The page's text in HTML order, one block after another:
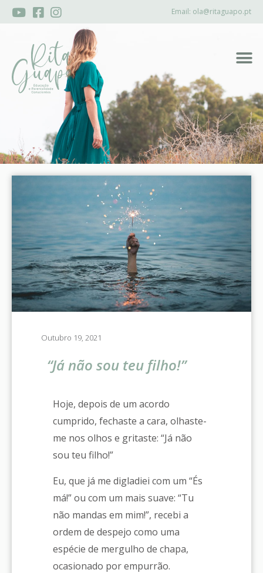
Email: ola@ritaguapo.pt
Outubro 19, 2021
“Já não sou teu filho!”
Hoje, depois de um acordo
cumprido, fechaste a cara, olhaste-
me nos olhos e gritaste: “Já não
sou teu filho!”
Eu, que já me digladiei com um “És
má!” ou com um mais suave: “Tu
não mandas em mim!”, recebi a
ordem de despejo como uma
espécie de mergulho de chapa,
ocasionado por empurrão.